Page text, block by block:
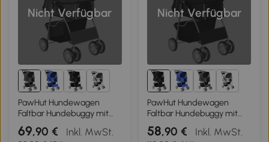
Nicht Verfügbar
1+
PawHut Hundewagen
Faltbar Hundebuggy mit
Reflektorstreif
Aufbewahrungskorb Kissen
69,90 € Inkl. MwSt.
Nicht Verfügbar
1+
PawHut Hundewagen
Faltbar Hundebuggy mit
Reflektorstreif
Aufbewahrungskorb Kissen
58,90 € Inkl. MwSt.